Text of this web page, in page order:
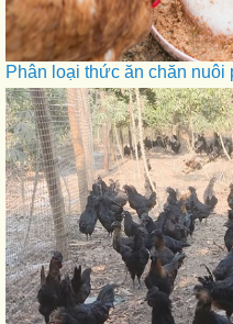
Phân loại thức ăn chăn nuôi